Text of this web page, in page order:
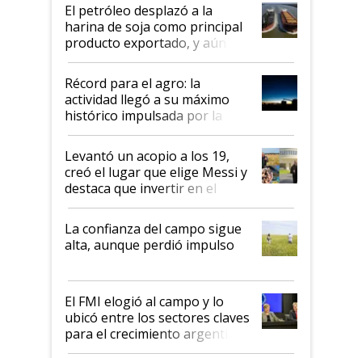
El petróleo desplazó a la
harina de soja como principal
producto exportado, y aún así
el agro aportó casi seis de cada
diez dólares y sostuvo el
liderazgo en un semestre
récord
Récord para el agro: la
actividad llegó a su máximo
histórico impulsada por la
cosecha y las exportaciones
Levantó un acopio a los 19,
creó el lugar que elige Messi y
destaca que invertir en el
kirchnerismo era como "darle
plata a un hijo para droga":
Juan Félix Rossetti, el libertario
que de una dura crisis salió
de Milei
La confianza del campo sigue
alta, aunque perdió impulso
El FMI elogió al campo y lo
ubicó entre los sectores claves
para el crecimiento argentino